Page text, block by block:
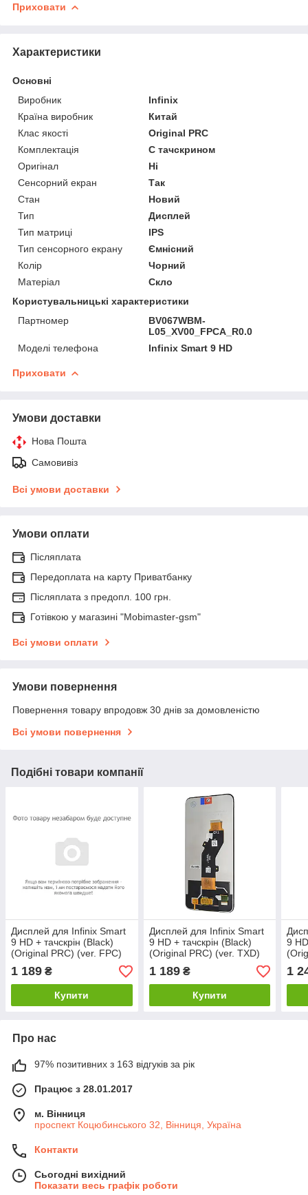
Приховати
Характеристики
Основні
Виробник
Infinix
Країна виробник
Китай
Клас якості
Original PRC
Комплектація
С тачскрином
Оригінал
Ні
Сенсорний екран
Так
Стан
Новий
Тип
Дисплей
Тип матриці
IPS
Тип сенсорного екрану
Ємнісний
Колір
Чорний
Матеріал
Скло
Користувальницькі характеристики
Партномер
BV067WBM-
L05_XV00_FPCA_R0.0
Моделі телефона
Infinix Smart 9 HD
Приховати
Умови доставки
Нова Пошта
Самовивіз
Всі умови доставки
Умови оплати
Післяплата
Передоплата на карту Приватбанку
Післяплата з предопл. 100 грн.
Готівкою у магазині "Mobimaster-gsm"
Всі умови оплати
Умови повернення
Повернення товару впродовж 30 днів за домовленістю
Всі умови повернення
Подібні товари компанії
Дисплей для Infinix Smart
9 HD + тачскрін (Black)
(Original PRC) (ver. FPC)
1 189 ₴
Купити
Дисплей для Infinix Smart
9 HD + тачскрін (Black)
(Original PRC) (ver. TXD)
1 189₴
Купити
9
1
Про нас
97% позитивних з 163 відгуків за рік
Працює з 28.01.2017
м. Вінниця
проспект Коцюбинського 32, Вінниця, Україна
Контакти
Сьогодні вихідний
Показати весь графік роботи